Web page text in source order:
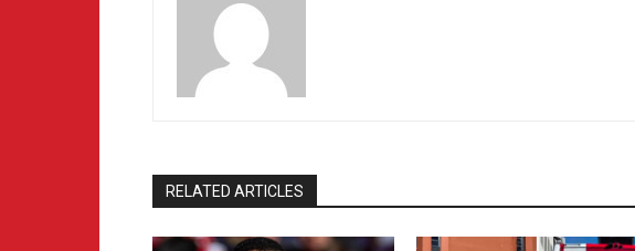
RELATED ARTICLES